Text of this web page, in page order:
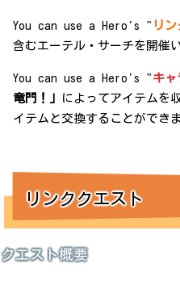
You can use a Hero's " リ
含むエーテル・サーチを開催
You can use a Hero's " キャ
竜門！」
によってアイテムを
イテムと交換することができま
リンククエスト
クエスト概要